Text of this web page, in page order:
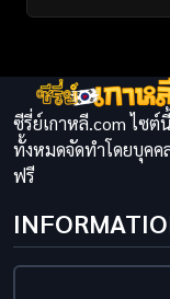
ซีรี่ย์เกาหลี.com ไซต์
ทั้งหมดจัดทำโดยบุคค
ฟรี